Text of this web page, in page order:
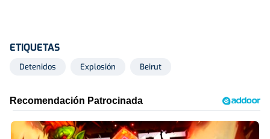
ETIQUETAS
Detenidos Explosión Beirut